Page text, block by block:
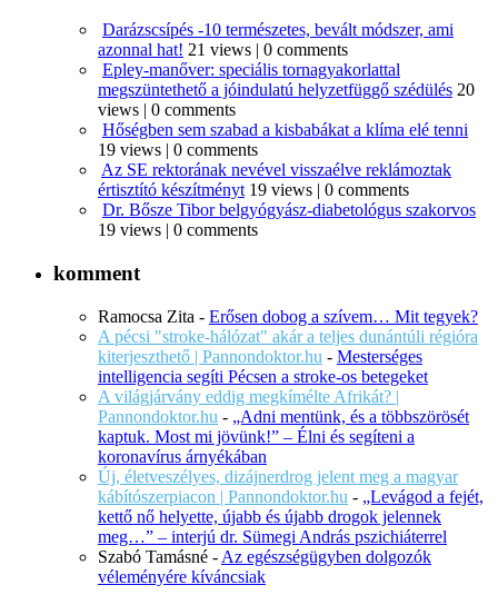
Darázscsípés -10 természetes, bevált módszer, ami
azonnal hat! 21 views | 0 comments
Epley-manőver: speciális tornagyakorlattal
megszüntethető a jóindulatú helyzetfüggő szédülés 20
views | 0 comments
Hőségben sem szabad a kisbabákat a klíma elé tenni
19 views | 0 comments
Az SE rektorának nevével visszaélve reklámoztak
értisztító készítményt 19 views | 0 comments
Dr. Bősze Tibor belgyógyász-diabetológus szakorvos
19 views | 0 comments
komment
Ramocsa Zita - Erősen dobog a szívem… Mit tegyek?
A pécsi "stroke-hálózat" akár a teljes dunántúli régióra
kiterjeszthető | Pannondoktor.hu - Mesterséges
intelligencia segíti Pécsen a stroke-os betegeket
A világjárvány eddig megkímélte Afrikát? |
Pannondoktor.hu - „Adni mentünk, és a többszörösét
kaptuk. Most mi jövünk!” – Élni és segíteni a
koronavírus árnyékában
Új, életveszélyes, dizájnerdrog jelent meg a magyar
kábítószerpiacon | Pannondoktor.hu - „Levágod a fejét,
kettő nő helyette, újabb és újabb drogok jelennek
meg…” – interjú dr. Sümegi András pszichiáterrel
Szabó Tamásné - Az egészségügyben dolgozók
véleményére kíváncsiak